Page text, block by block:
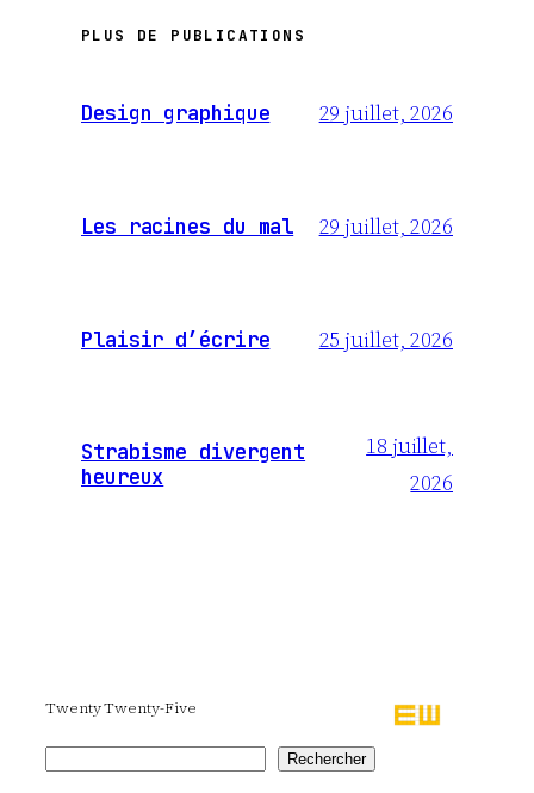
PLUS DE PUBLICATIONS
Design graphique 29 juillet, 2026
Les racines du mal 29 juillet, 2026
Plaisir d’écrire 25 juillet, 2026
Strabisme divergent
heureux
18 juillet,
2026
Twenty Twenty-Five
Rechercher Rechercher